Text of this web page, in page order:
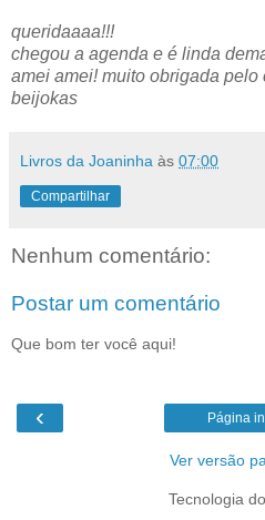
queridaaaa!!!
chegou a agenda e é linda
amei amei! muito obrigada pelo
beijokas
Livros da Joaninha às 07:00
Compartilhar
Nenhum comentário:
Postar um comentário
Que bom ter você aqui!
‹ Página
Ver versão
Tecnologia do